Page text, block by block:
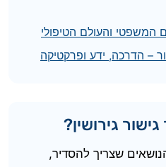
המשפטי והעולם הטיפולי
– הדרכה, ידע ופרקטיקה
גירושין?
שצריך להסדיר,